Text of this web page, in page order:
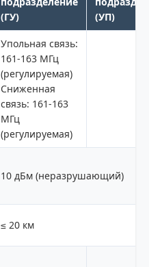
(ГУ)
(УП)
Упольная связь:
161-163 МГц
(регулируемая)
Сниженная
связь: 161-163
МГц
(регулируемая)
10 дБм (неразрушающий)
≤ 20 км